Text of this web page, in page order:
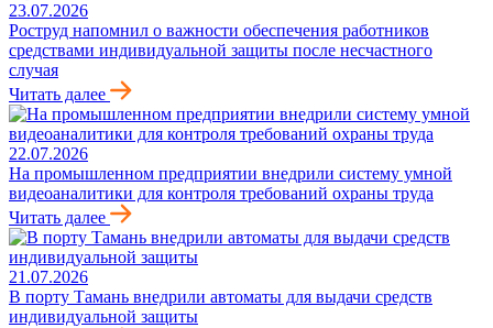
23.07.2026
Роструд напомнил о важности обеспечения работников
средствами индивидуальной защиты после несчастного
случая
Читать далее
22.07.2026
На промышленном предприятии внедрили систему умной
видеоаналитики для контроля требований охраны труда
Читать далее
21.07.2026
В порту Тамань внедрили автоматы для выдачи средств
индивидуальной защиты